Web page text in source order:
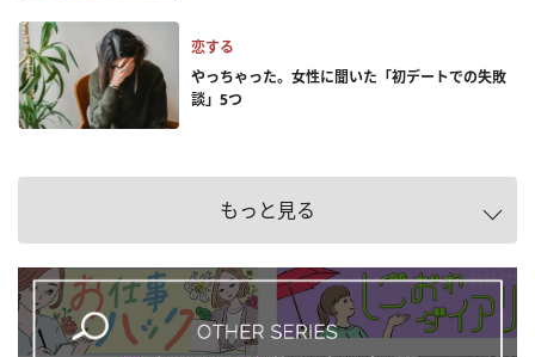
恋する
やっちゃった。女性に聞いた「初デートでの失敗
談」5つ
もっと見る